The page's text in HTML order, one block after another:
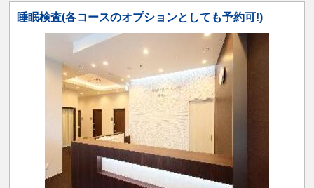
睡眠検査(各コースのオプションとしても予約可!)